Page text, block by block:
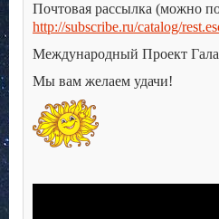
Почтовая рассылка (можно
http://subscribe.ru/catalog/
Международный Проект
Мы вам желаем удачи!